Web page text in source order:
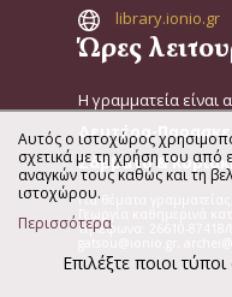
library.ionio.gr
Ώρες
Η γραμματεία είναι
Δευτέρα-
Σάββατο &
Για θέματα
τηλέφωνα: 26610-87418/
Αυτός ο ιστοχώρος
σχετικά με τη χρήση του από
αναγκών τους καθώς και τη
ιστοχώρου.
Περισσότερα
Επιλέξτε ποιοι